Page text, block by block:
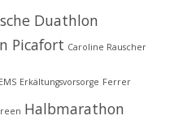
Duathlon
Picafort Caroline Rauscher
EMS Erkältungsvorsorge Ferrer
Halbmarathon